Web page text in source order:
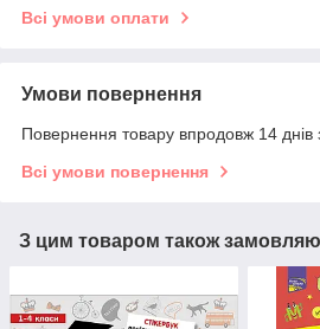
Всі умови оплати
Умови повернення
Повернення товару впродовж 14 днів
Всі умови повернення
З цим товаром також